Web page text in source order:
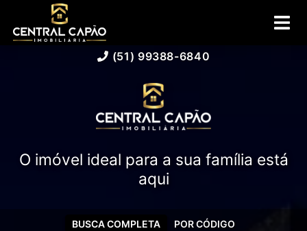
(51) 99388-6840
O imóvel ideal para a sua família está
aqui
BUSCA COMPLETA POR CÓDIGO